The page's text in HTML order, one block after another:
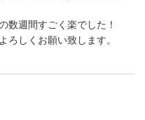
数週間すごく楽でした！
ろしくお願い致します。